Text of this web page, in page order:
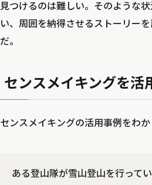
見つけるのは難しい。そのような
い、周囲を納得させるストーリー
だ。
センスメイキングを活
センスメイキングの活用事例をわ
ある登山隊が雪山登山を行って